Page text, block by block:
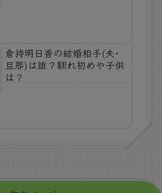
倉持明日香の結婚相手(夫･
旦那)は誰？馴れ初めや子供
は？